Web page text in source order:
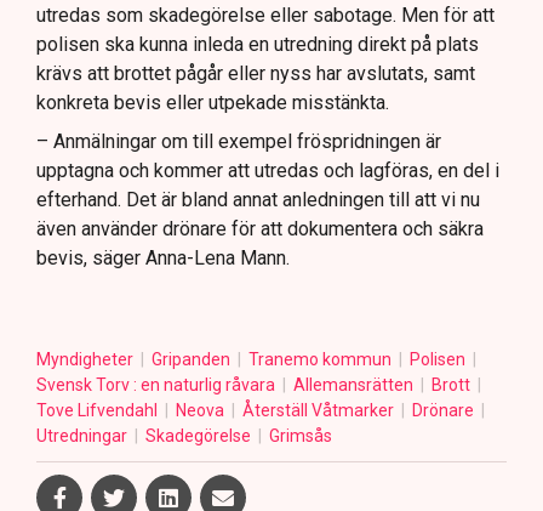
utredas som skadegörelse eller sabotage. Men för att
polisen ska kunna inleda en utredning direkt på plats
krävs att brottet pågår eller nyss har avslutats, samt
konkreta bevis eller utpekade misstänkta.
– Anmälningar om till exempel fröspridningen är
upptagna och kommer att utredas och lagföras, en del i
efterhand. Det är bland annat anledningen till att vi nu
även använder drönare för att dokumentera och säkra
bevis, säger Anna-Lena Mann.
Myndigheter Gripanden Tranemo kommun
Polisen
Svensk Torv : en naturlig råvara
Allemansrätten
Brott
Tove Lifvendahl
Neova Återställ Våtmarker
Drönare
Utredningar
Skadegörelse Grimsås